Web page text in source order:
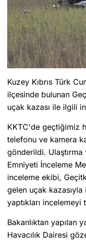
Kuzey Kıbrıs Türk
ilçesinde bulunan
uçak kazası ile ilgili
KKTC'de geçtiğimiz
telefonu ve kamera
gönderildi. Ulaştırma
Emniyeti İnceleme
inceleme ekibi,
gelen uçak
yaptıkları incelemeyi
Bakanlıktan yapılan
Havacılık Dairesi